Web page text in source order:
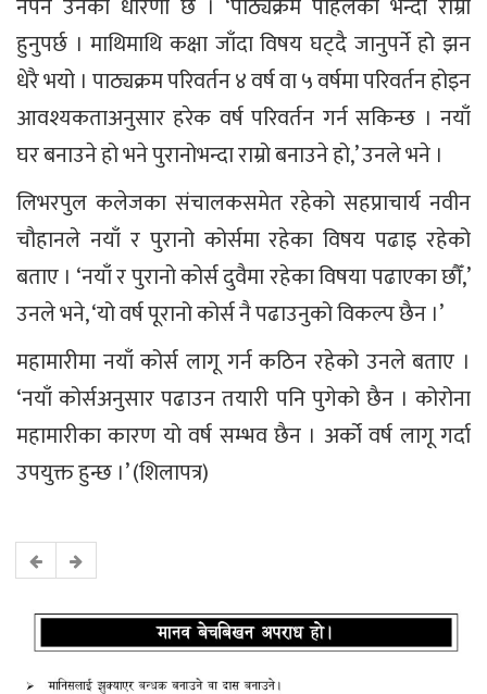
नपर्ने उनको धारणा छ । ‘पाठ्यक्रम पहिलेको भन्दा राम्रो
हुनुपर्छ । माथिमाथि कक्षा जाँदा विषय घट्दै जानुपर्ने हो झन
धेरै भयो । पाठ्यक्रम परिवर्तन ४ वर्ष वा ५ वर्षमा परिवर्तन होइन
आवश्यकताअनुसार हरेक वर्ष परिवर्तन गर्न सकिन्छ । नयाँ
घर बनाउने हो भने पुरानोभन्दा राम्रो बनाउने हो,’ उनले भने ।
लिभरपुल कलेजका संचालकसमेत रहेको सहप्राचार्य नवीन
चौहानले नयाँ र पुरानो कोर्समा रहेका विषय पढाइ रहेको
बताए । ‘नयाँ र पुरानो कोर्स दुवैमा रहेका विषया पढाएका छौँ,’
उनले भने, ‘यो वर्ष पूरानो कोर्स नै पढाउनुको विकल्प छैन ।’
महामारीमा नयाँ कोर्स लागू गर्न कठिन रहेको उनले बताए ।
‘नयाँ कोर्सअनुसार पढाउन तयारी पनि पुगेको छैन । कोरोना
महामारीका कारण यो वर्ष सम्भव छैन । अर्को वर्ष लागू गर्दा
उपयुक्त हुन्छ ।’ (शिलापत्र)